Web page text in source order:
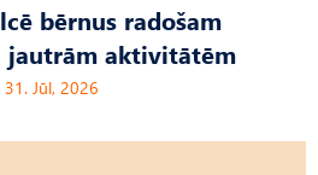
bērnus radošam
jautrām aktivitātēm
Jūl, 2026